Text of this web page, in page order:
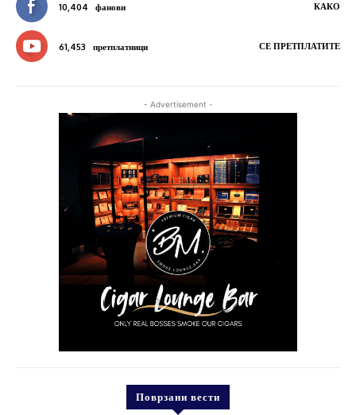
10,404 фанови КАКО
61,453 претплатници СЕ ПРЕТПЛАТИТЕ
- Advertisement -
Поврзани вести